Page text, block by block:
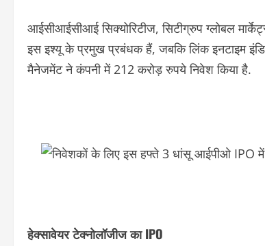
आईसीआईसीआई सिक्योरिटीज, सिटीग्रुप ग्लोबल
इस इश्यू के प्रमुख प्रबंधक हैं, जबकि लिंक इनटाइम
मैनेजमेंट ने कंपनी में 212 करोड़ रुपये निवेश किया है.
हेक्सावेयर टेक्नोलॉजीज का IPO